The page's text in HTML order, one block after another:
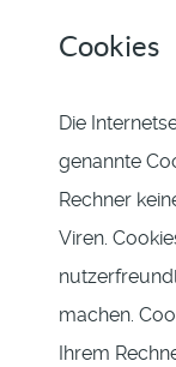
Cookies
Die
genannte
Rechner
Viren.
machen.
Ihrem